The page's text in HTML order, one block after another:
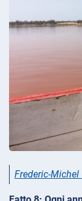
Frederic-Michel